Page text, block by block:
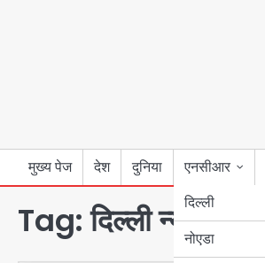
मुख्य पेज देश दुनिया
एनसीआर
दिल्ली
नोएडा
Tag:दिल्ली न्यूज